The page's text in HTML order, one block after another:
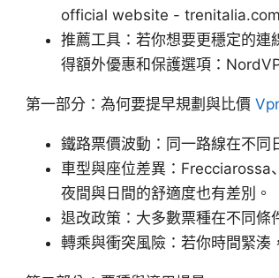
official website -
推薦工具：若你想要更穩定的連
得額外優惠和保護選項：
第一部分：為何要提早規劃與比價
鐵路票價波動：同一路線在不同
車型與座位差異：Frecciarossa
夜間與日間的舒適度也有差別。
退改政策：大多數票種在不同條
轉乘與衝突風險：若你時間緊湊